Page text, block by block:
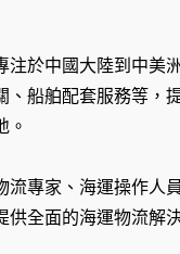
注於中國大陸到中美
船舶配套服務等，
。
專家、海運操作人
供全面的海運物流解